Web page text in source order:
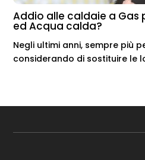
Addio alle caldaie a Gas
ed Acqua calda?
Negli ultimi anni, sempre più
considerando di sostituire le